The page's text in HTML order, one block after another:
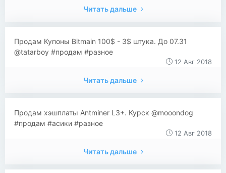
Читать дальше
Продам Купоны Bitmain 100$ - 3$ штука. До 07.31
@tatarboy #продам #разное
12 Авг 2018
Читать дальше
Продам хэшплаты Antminer L3+. Курск @mooondog
#продам #асики #разное
12 Авг 2018
Читать дальше